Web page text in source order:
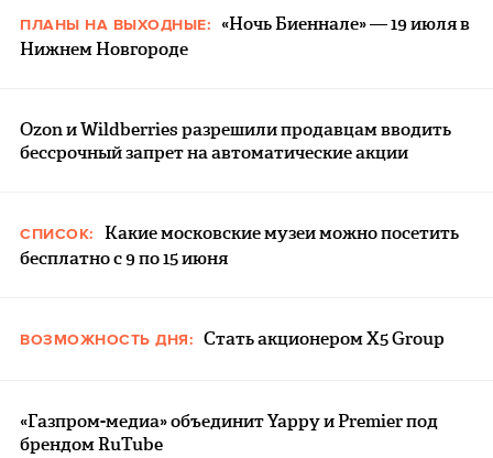
ПЛАНЫ НА ВЫХОДНЫЕ:
«Ночь Биеннале» — 19 июля в
Нижнем Новгороде
Ozon и Wildberries разрешили продавцам вводить
бессрочный запрет на автоматические акции
СПИСОК:
Какие московские музеи можно посетить
бесплатно с 9 по 15 июня
ВОЗМОЖНОСТЬ ДНЯ: Стать акционером X5 Group
«Газпром-медиа» объединит Yappy и Premier под
брендом RuTube